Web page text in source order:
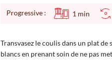
Progressive : 1 min
Transvasez le coulis dans un plat de
blancs en prenant soin de ne pas